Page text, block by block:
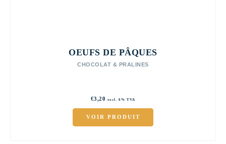
OEUFS DE PÂQUES
CHOCOLAT & PRALINES
€3,20 excl. 6% TVA
VOIR PRODUIT